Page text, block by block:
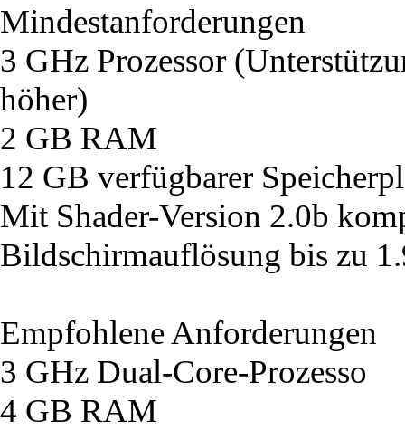
Mindestanforderungen
3 GHz Prozessor
höher)
2 GB RAM
12 GB verfügbarer
Mit Shader-Version 2.0b
Bildschirmauflösung bis zu
Empfohlene Anforderungen
3 GHz Dual-Core-Prozesso
4 GB RAM